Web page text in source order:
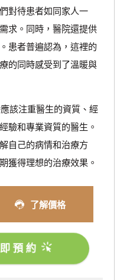
對待患者如同家人一
求。同時，醫院還提供
患者普遍認為，這裡的
的同時感受到了溫暖與
注重醫生的資質、經
驗和專業資質的醫生。
自己的病情和治療方
獲得理想的治療效果。
了解價格
預約